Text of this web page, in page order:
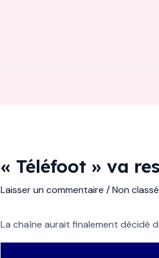
« Téléfoot » va
Laisser un commentaire /Non classé
La chaîne aurait finalement décidé